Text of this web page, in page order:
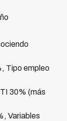
Tipo empleo
30% (más
Variables